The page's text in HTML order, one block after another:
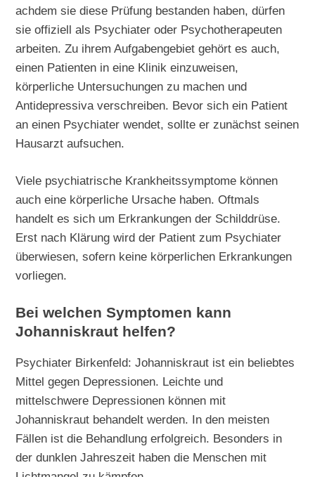
achdem sie diese Prüfung bestanden haben, dürfen
sie offiziell als Psychiater oder Psychotherapeuten
arbeiten. Zu ihrem Aufgabengebiet gehört es auch,
einen Patienten in eine Klinik einzuweisen,
körperliche Untersuchungen zu machen und
Antidepressiva verschreiben. Bevor sich ein Patient
an einen Psychiater wendet, sollte er zunächst seinen
Hausarzt aufsuchen.
Viele psychiatrische Krankheitssymptome können
auch eine körperliche Ursache haben. Oftmals
handelt es sich um Erkrankungen der Schilddrüse.
Erst nach Klärung wird der Patient zum Psychiater
überwiesen, sofern keine körperlichen Erkrankungen
vorliegen.
Bei welchen Symptomen kann
Johanniskraut helfen?
Psychiater Birkenfeld: Johanniskraut ist ein beliebtes
Mittel gegen Depressionen. Leichte und
mittelschwere Depressionen können mit
Johanniskraut behandelt werden. In den meisten
Fällen ist die Behandlung erfolgreich. Besonders in
der dunklen Jahreszeit haben die Menschen mit